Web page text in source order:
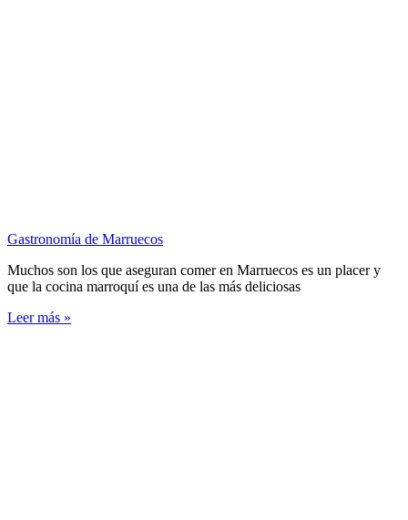
Gastronomía de Marruecos
Muchos son los que aseguran comer en Marruecos es un placer y
que la cocina marroquí es una de las más deliciosas
Leer más »